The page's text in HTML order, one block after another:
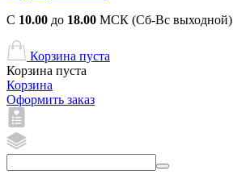
С 10.00 до 18.00 МСК (Сб-Вс выходной)
Корзина пуста
Корзина пуста
Корзина
Оформить заказ